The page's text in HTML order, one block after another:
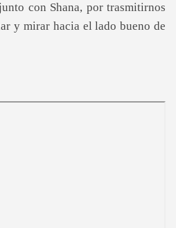
con Shana, por trasmitirnos
y mirar hacia el lado bueno de